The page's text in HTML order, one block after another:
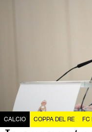
CALCIO COPPA DEL RE FC